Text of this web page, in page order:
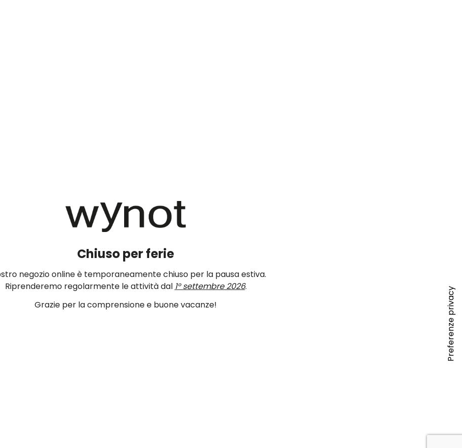
Chiuso per ferie
negozio online è temporaneamente chiuso per la pausa estiva.
Riprenderemo regolarmente le attività dal 1° settembre 2026.
Grazie per la comprensione e buone vacanze!